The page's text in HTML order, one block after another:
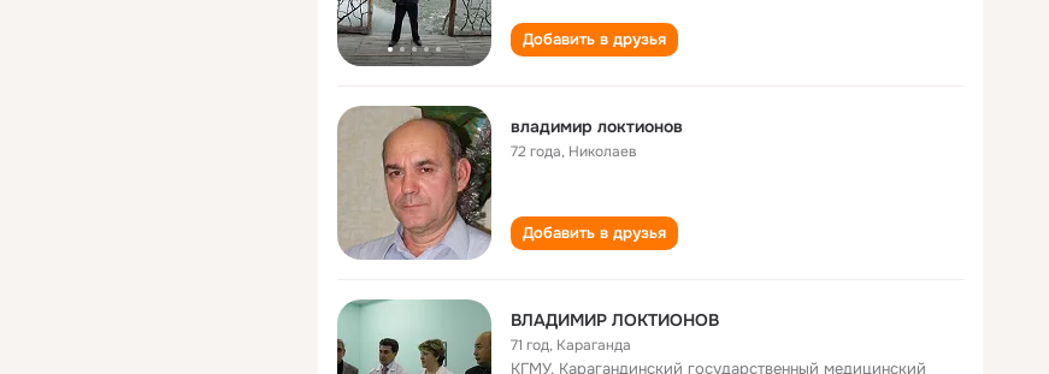
Добавить в друзья
владимир локтионов
72 года, Николаев
Добавить в друзья
ВЛАДИМИР ЛОКТИОНОВ
71 год, Караганда
КГМУ, Карагандинский государственный медицинский